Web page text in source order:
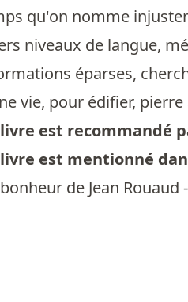
qu'on nomme
niveaux de langue,
éparses,
vie, pour édifier,
livre est recommandé
livre est mentionné
de Jean